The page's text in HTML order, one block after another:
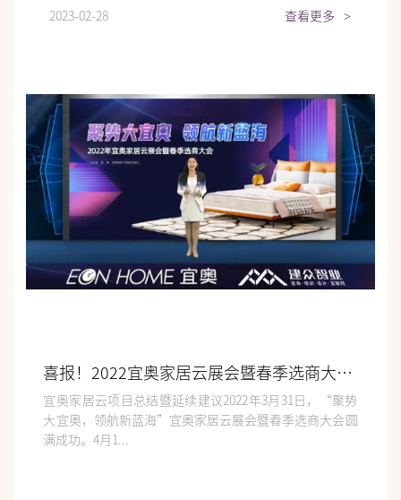
2023-02-28 查看更多 >
喜报！2022宜奥家居云展会暨春季选商大会圆满落幕！
宜奥家居云项目总结暨延续建议2022年3月31日，“聚势
大宜奥，领航新蓝海”宜奥家居云展会暨春季选商大会圆
满成功。4月1...